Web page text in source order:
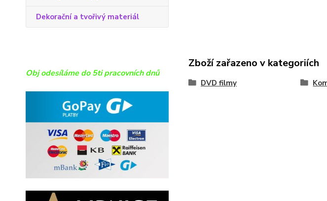
Dekorační a tvořivý materiál
Obj odesíláme do 5ti pracovních dnů
Zboží zařazeno v kategoriích
DVD filmy